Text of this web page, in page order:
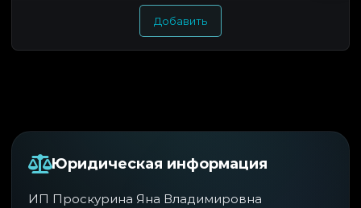
Добавить
Юридическая информация
ИП Проскурина Яна Владимировна